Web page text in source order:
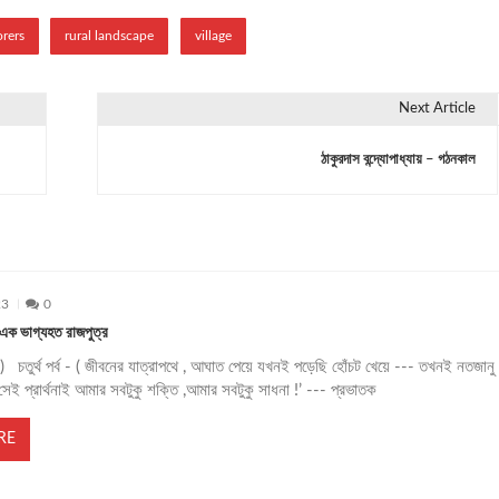
rural landscape village
Next Article
ঠাকুরদাস বন্দ্যোপাধ্যায় – গঠনকাল
0
ভাগ্যহত রাজপুত্র
চতুর্থ পর্ব - ( জীবনের যাত্রাপথে , আঘাত পেয়ে যখনই পড়েছি হোঁচট খেয়ে --- তখনই নতজানু
সেই প্রার্থনাই আমার সবটুকু শক্তি ,আমার সবটুকু সাধনা !’ --- প্রভাতক